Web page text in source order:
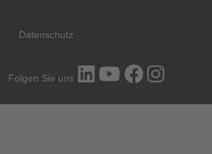
Datenschutz
Folgen Sie uns